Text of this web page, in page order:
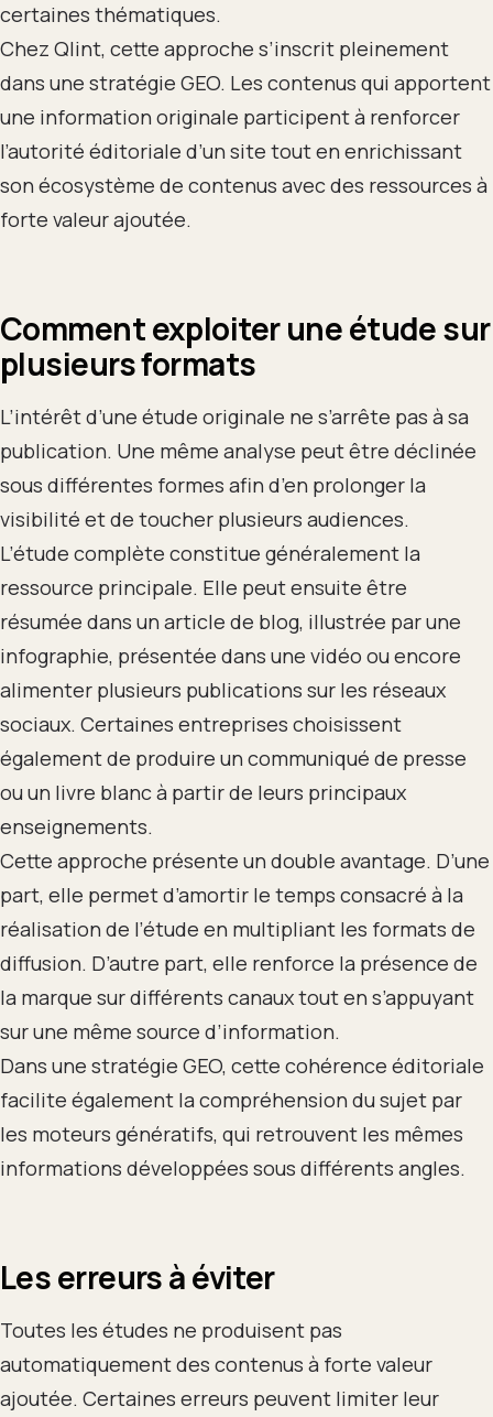
certaines thématiques.
Chez Qlint, cette approche s’inscrit pleinement
dans une stratégie GEO. Les contenus qui apportent
une information originale participent à renforcer
l’autorité éditoriale d’un site tout en enrichissant
son écosystème de contenus avec des ressources à
forte valeur ajoutée.
Comment exploiter une étude sur
plusieurs formats
L’intérêt d’une étude originale ne s’arrête pas à sa
publication. Une même analyse peut être déclinée
sous différentes formes afin d’en prolonger la
visibilité et de toucher plusieurs audiences.
L’étude complète constitue généralement la
ressource principale. Elle peut ensuite être
résumée dans un article de blog, illustrée par une
infographie, présentée dans une vidéo ou encore
alimenter plusieurs publications sur les réseaux
sociaux. Certaines entreprises choisissent
également de produire un communiqué de presse
ou un livre blanc à partir de leurs principaux
enseignements.
Cette approche présente un double avantage. D’une
part, elle permet d’amortir le temps consacré à la
réalisation de l’étude en multipliant les formats de
diffusion. D’autre part, elle renforce la présence de
la marque sur différents canaux tout en s’appuyant
sur une même source d’information.
Dans une stratégie GEO, cette cohérence éditoriale
facilite également la compréhension du sujet par
les moteurs génératifs, qui retrouvent les mêmes
informations développées sous différents angles.
Les erreurs à éviter
Toutes les études ne produisent pas
automatiquement des contenus à forte valeur
ajoutée. Certaines erreurs peuvent limiter leur